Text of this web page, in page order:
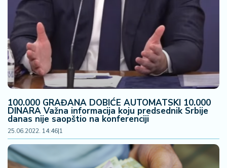
100.000 GRAĐANA DOBIĆE AUTOMATSKI 10.000
DINARA Važna informacija koju predsednik Srbije
danas nije saopštio na konferenciji
25.06.2022. 14:46|1